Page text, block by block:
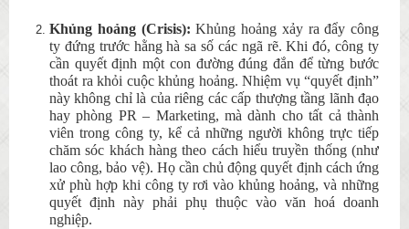
Khủng hoảng (Crisis):Khủng hoảng xảy ra đẩy công
ty đứng trước hằng hà sa số các ngã rẽ. Khi đó, công ty
cần quyết định một con đường đúng đắn để từng bước
thoát ra khỏi cuộc khủng hoảng. Nhiệm vụ “quyết định”
này không chỉ là của riêng các cấp thượng tầng lãnh đạo
hay phòng PR – Marketing, mà dành cho tất cả thành
viên trong công ty, kể cả những người không trực tiếp
chăm sóc khách hàng theo cách hiểu truyền thống (như
lao công, bảo vệ). Họ cần chủ động quyết định cách ứng
xử phù hợp khi công ty rơi vào khủng hoảng, và những
quyết định này phải phụ thuộc vào văn hoá doanh
nghiệp.